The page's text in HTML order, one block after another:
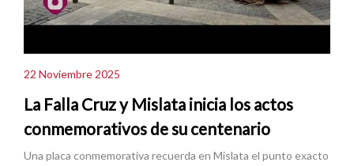
22 Noviembre 2025
La Falla Cruz y Mislata inicia los actos
conmemorativos de su centenario
Una placa conmemorativa recuerda en Mislata el punto exacto